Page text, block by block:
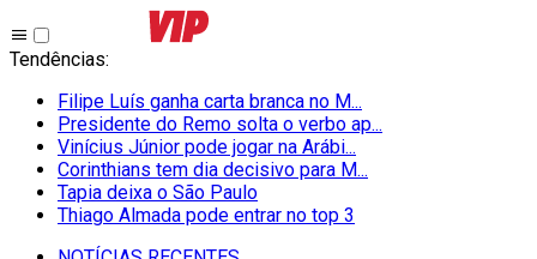
Tendências:
Filipe Luís ganha carta branca no M...
Presidente do Remo solta o verbo ap...
Vinícius Júnior pode jogar na Arábi...
Corinthians tem dia decisivo para M...
Tapia deixa o São Paulo
Thiago Almada pode entrar no top 3